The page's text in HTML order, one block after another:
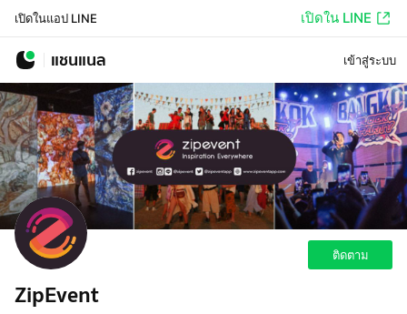
เปิดในแอป LINE เปิดใน LINE
แชนแนล เข้าสู่ระบบ
ติดตาม
ZipEvent